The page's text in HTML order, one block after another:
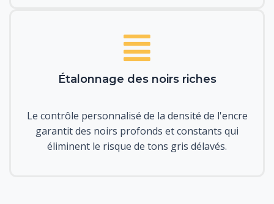
Étalonnage des noirs riches
Le contrôle personnalisé de la densité de l'encre
garantit des noirs profonds et constants qui
éliminent le risque de tons gris délavés.